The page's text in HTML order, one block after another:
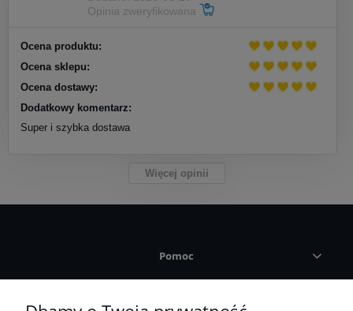
Opinia zweryfikowana
Ocena produktu:
Ocena sklepu:
Ocena dostawy:
Dodatkowy komentarz:
Super i szybka dostawa
Więcej opinii
Pomoc